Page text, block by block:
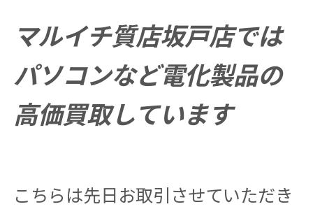
マルイチ質店坂戸店では
パソコンなど電化製品の
高価買取しています
こちらは先日お取引させていただき